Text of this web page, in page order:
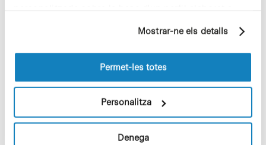
personalitzada sobre la base d'un perfil elaborat a
pàgines visitades). Per a obtenir més informació sobre
les cookies pot consultar laPolítica de cookiesdel
Mostrar-ne els detalls
Permet-les totes
Personalitza
Denega
Share Share